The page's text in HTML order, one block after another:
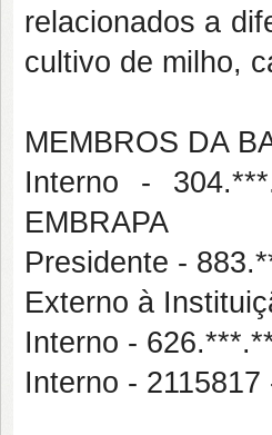
relacionados a
cultivo de milho,
MEMBROS DA
Interno -
EMBRAPA
Presidente -
Externo à
Interno -
Interno -